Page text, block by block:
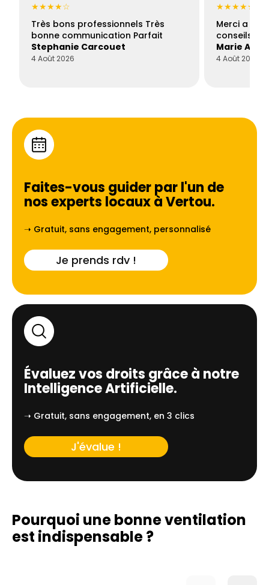
★★★★☆
Très bons professionnels Très
bonne communication Parfait
Stephanie Carcouet
4 Août 2026
★★★★★
Merci a
conseils
Marie
4 Août 2026
Faites-vous guider par l'un de
nos experts locaux àVertou.
➝ Gratuit, sans engagement, personnalisé
Je prends rdv !
Évaluez vos droits grâce à notre
Intelligence Artificielle.
➝ Gratuit, sans engagement, en 3 clics
J'évalue !
Pourquoi une bonne ventilation
est indispensable ?